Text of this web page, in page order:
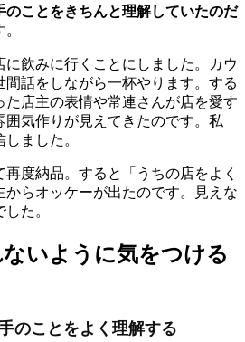
のことをきちんと理解していたのだ
に飲みに行くことにしました。カウ
間話をしながら一杯やります。する
た店主の表情や常連さんが店を愛す
囲気作りが見えてきたのです。私
ました。
度納品。すると「うちの店をよく
らオッケーが出たのです。見えな
た。
いように気をつける
のことをよく理解する